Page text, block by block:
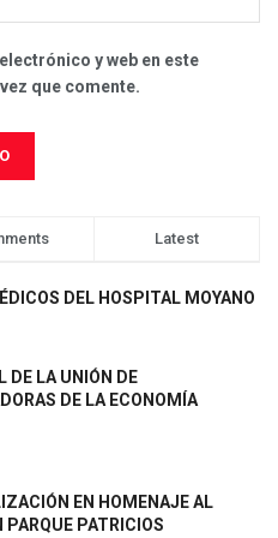
y web en este
que comente.
Latest
DEL HOSPITAL MOYANO
DE LA UNIÓN DE
DE LA ECONOMÍA
EN HOMENAJE AL
PARQUE PATRICIOS